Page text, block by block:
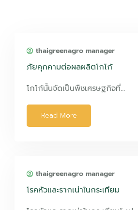
thaigreenagro manager
ภัยคุกคามต่อผลผลิตโกโก้
โกโก้นั้นจัดเป็นพืชเศรษฐกิจที่…
Read More
thaigreenagro manager
โรคหัวและรากเน่าในกระเทียม